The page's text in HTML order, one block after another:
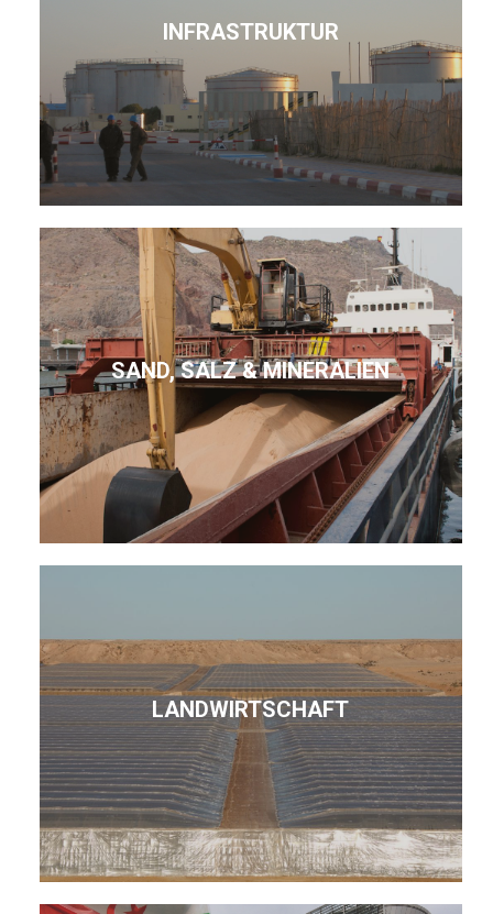
INFRASTRUKTUR
SAND, SALZ & MINERALIEN
LANDWIRTSCHAFT